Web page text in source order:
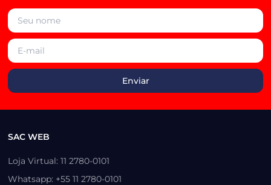
SAC WEB
Loja Virtual: 11 2780-0101
Whatsapp: +55 11 2780-0101